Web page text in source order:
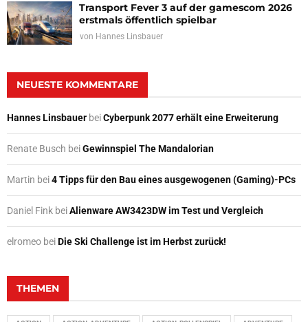
Transport Fever 3 auf der gamescom 2026
erstmals öffentlich spielbar
von Hannes Linsbauer
NEUESTE KOMMENTARE
Hannes Linsbauer beiCyberpunk 2077 erhält eine Erweiterung
Renate Busch beiGewinnspiel The Mandalorian
Martin bei4 Tipps für den Bau eines ausgewogenen (Gaming)-PCs
Daniel Fink beiAlienware AW3423DW im Test und Vergleich
elromeo beiDie Ski Challenge ist im Herbst zurück!
THEMEN